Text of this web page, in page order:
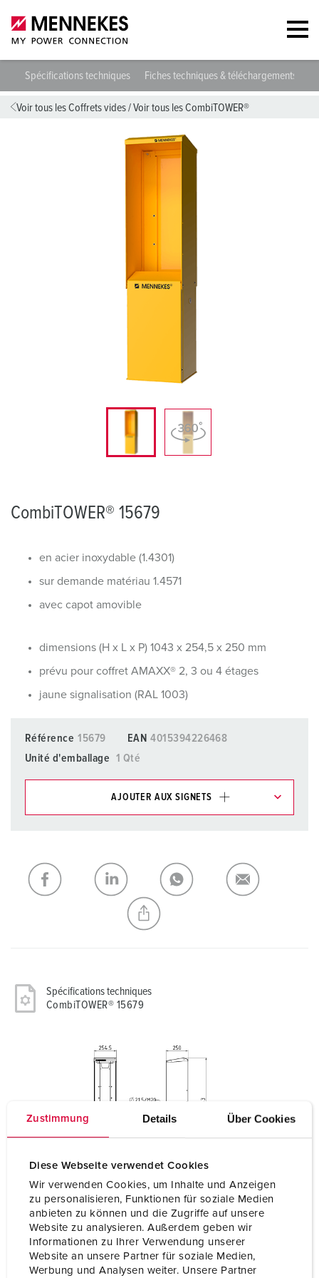
Zustimmung Details Über Cookies
Diese Webseite verwendet Cookies
Wir verwenden Cookies, um Inhalte und Anzeigen
zu personalisieren, Funktionen für soziale Medien
anbieten zu können und die Zugriffe auf unsere
Website zu analysieren. Außerdem geben wir
Informationen zu Ihrer Verwendung unserer
Website an unsere Partner für soziale Medien,
Werbung und Analysen weiter. Unsere Partner
Spécifications techniques Fiches techniques & téléchargements
Voir tous les Coffrets vides/Voir tous les CombiTOWER®
CombiTOWER® 15679
en acier inoxydable (1.4301)
sur demande matériau 1.4571
avec capot amovible
dimensions (H x L x P) 1043 x 254,5 x 250 mm
prévu pour coffret AMAXX® 2, 3 ou 4 étages
jaune signalisation (RAL 1003)
Référence 15679 EAN 4015394226468
Unité d'emballage
1 Qté
AJOUTER AUX SIGNETS
Ma liste AJOUTER
CRÉER UNE NOUVELLE LISTE
Spécifications techniques
CombiTOWER® 15679